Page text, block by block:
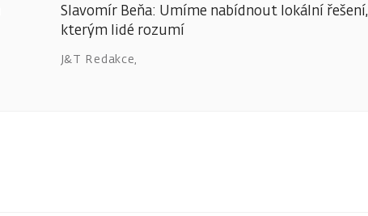
Slavomír Beňa: Umíme nabídnout lokální řešení,
kterým lidé rozumí
J&T Redakce,